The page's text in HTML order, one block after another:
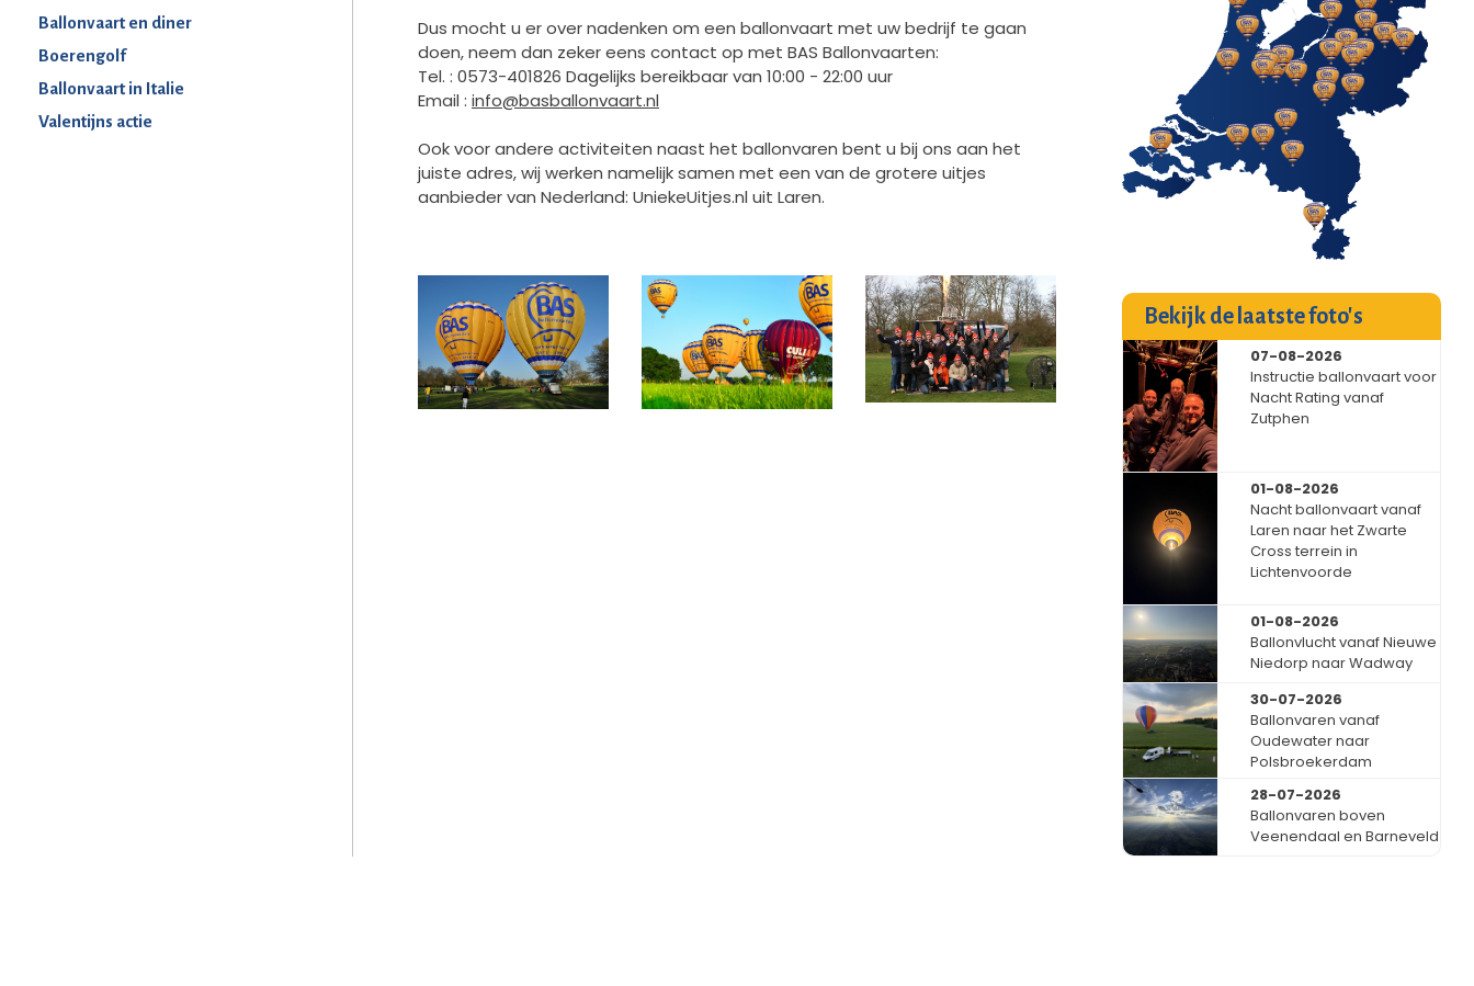
Ballonvaart en diner
Boerengolf
Ballonvaart in Italie
Valentijns actie
Dus mocht u er over nadenken om een ballonvaart met uw bedrijf te gaan
doen, neem dan zeker eens contact op met BAS Ballonvaarten:
Tel. : 0573-401826 Dagelijks bereikbaar van 10:00 - 22:00 uur
Email : info@basballonvaart.nl
Ook voor andere activiteiten naast het ballonvaren bent u bij ons aan het
juiste adres, wij werken namelijk samen met een van de grotere uitjes
aanbieder van Nederland: UniekeUitjes.nl uit Laren.
Bekijk de laatste foto's
07-08-2026
Instructie ballonvaart voor
Nacht Rating vanaf
Zutphen
01-08-2026
Nacht ballonvaart vanaf
Laren naar het Zwarte
Cross terrein in
Lichtenvoorde
01-08-2026
Ballonvlucht vanaf Nieuwe
Niedorp naar Wadway
30-07-2026
Ballonvaren vanaf
Oudewater naar
Polsbroekerdam
28-07-2026
Ballonvaren boven
Veenendaal en Barneveld